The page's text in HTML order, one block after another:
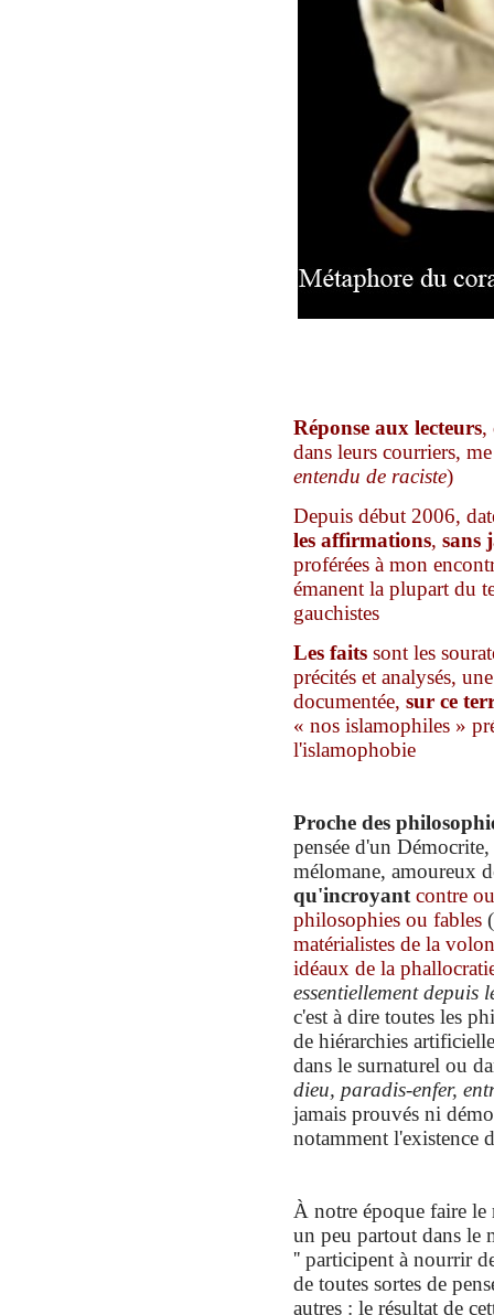
Réponse aux lecteurs,
dans leurs courriers,
entendu de raciste)
Depuis début 2006,
les affirmations, sans
proférées à mon
émanent la plupart du
gauchistes
Les faits sont les
précités et analysés,
documentée, sur ce
« nos islamophiles »
l'islamophobie
Proche des
pensée d'un
mélomane, amoureux
qu'incroyantcontre
philosophies ou fables
matérialistes de la
idéaux de la
essentiellement depuis
c'est à dire toutes les
de hiérarchies
dans le surnaturel ou
dieu, paradis-enfer,
jamais prouvés ni
notamment l'existence
À notre époque faire le
un peu partout dans le
'' participent à nourrir
de toutes sortes de
autres : le résultat de